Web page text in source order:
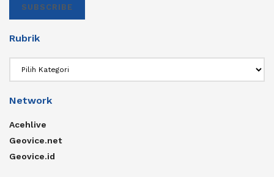
SUBSCRIBE
Rubrik
Network
Acehlive
Geovice.net
Geovice.id